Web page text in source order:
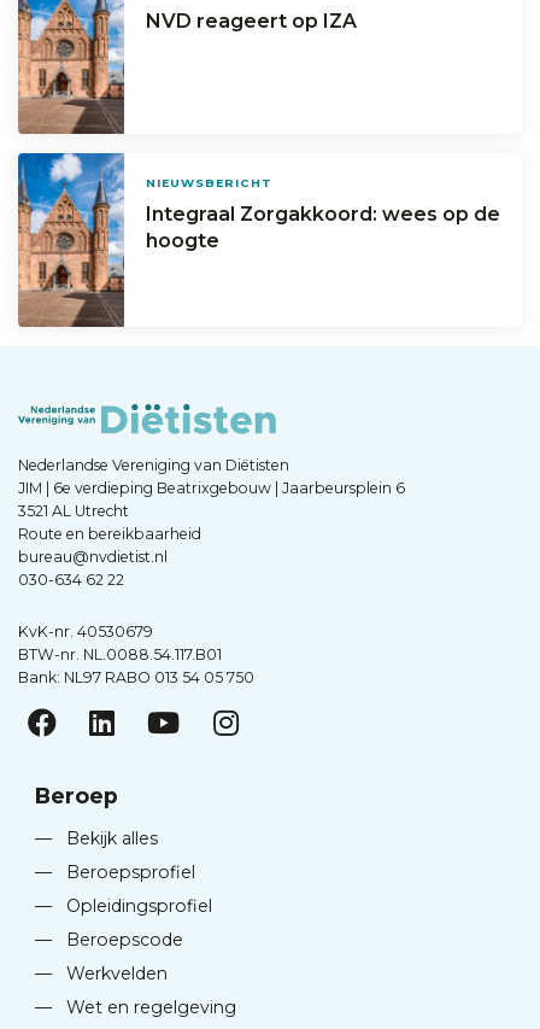
NVD reageert op IZA
NIEUWSBERICHT
Integraal Zorgakkoord: wees op de
hoogte
Nederlandse Vereniging van Diëtisten
JIM | 6e verdieping Beatrixgebouw | Jaarbeursplein 6
3521 AL Utrecht
Route en bereikbaarheid
bureau@nvdietist.nl
030-634 62 22
KvK-nr. 40530679
BTW-nr. NL.0088.54.117.B01
Bank: NL97 RABO 013 54 05 750
Beroep
—
Bekijk alles
—
Beroepsprofiel
—
Opleidingsprofiel
—
Beroepscode
—
Werkvelden
—
Wet en regelgeving